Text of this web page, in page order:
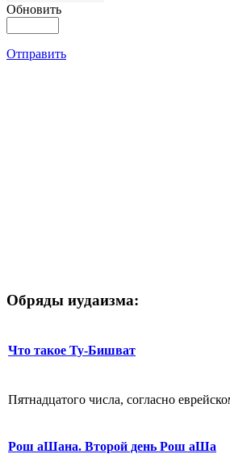
Обновить
Отправить
Обряды иудаизма:
Что такое Ту-Бишват
Пятнадцатого числа, согласно
Рош аШана. Второй день Рош аШа